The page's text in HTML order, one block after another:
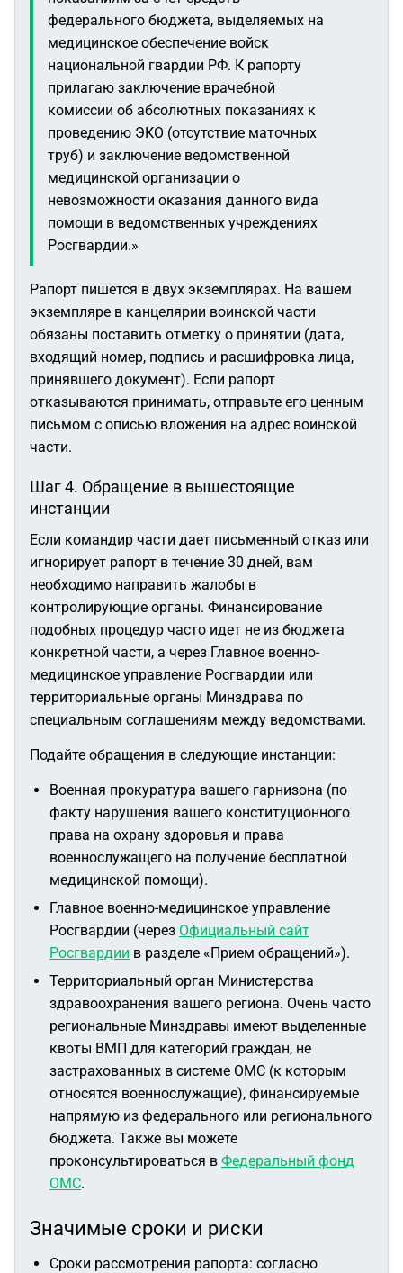
федерального бюджета, выделяемых на
медицинское обеспечение войск
национальной гвардии РФ. К рапорту
прилагаю заключение врачебной
комиссии об абсолютных показаниях к
проведению ЭКО (отсутствие маточных
труб) и заключение ведомственной
медицинской организации о
невозможности оказания данного вида
помощи в ведомственных учреждениях
Росгвардии.»
Рапорт пишется в двух экземплярах. На вашем
экземпляре в канцелярии воинской части
обязаны поставить отметку о принятии (дата,
входящий номер, подпись и расшифровка лица,
принявшего документ). Если рапорт
отказываются принимать, отправьте его ценным
письмом с описью вложения на адрес воинской
части.
Шаг 4. Обращение в вышестоящие
инстанции
Если командир части дает письменный отказ или
игнорирует рапорт в течение 30 дней, вам
необходимо направить жалобы в
контролирующие органы. Финансирование
подобных процедур часто идет не из бюджета
конкретной части, а через Главное военно-
медицинское управление Росгвардии или
территориальные органы Минздрава по
специальным соглашениям между ведомствами.
Подайте обращения в следующие инстанции:
Военная прокуратура вашего гарнизона (по
факту нарушения вашего конституционного
права на охрану здоровья и права
военнослужащего на получение бесплатной
медицинской помощи).
Главное военно-медицинское управление
Росгвардии (через Официальный сайт
Росгвардии в разделе «Прием обращений»).
Территориальный орган Министерства
здравоохранения вашего региона. Очень часто
региональные Минздравы имеют выделенные
квоты ВМП для категорий граждан, не
застрахованных в системе ОМС (к которым
относятся военнослужащие), финансируемые
напрямую из федерального или регионального
бюджета. Также вы можете
проконсультироваться в Федеральный фонд
ОМС.
Значимые сроки и риски
Сроки рассмотрения рапорта: согласно